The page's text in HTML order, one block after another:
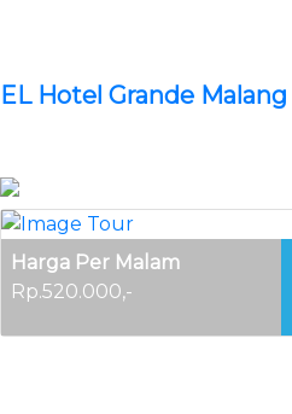
EL Hotel Grande Malang
Harga Per Malam
Rp.520.000,-